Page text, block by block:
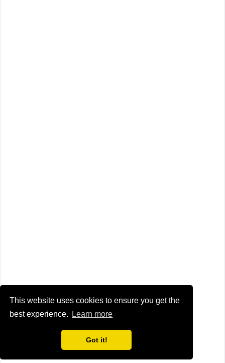
This website uses cookies to ensure you get the
best experience.
Learn more
Got it!